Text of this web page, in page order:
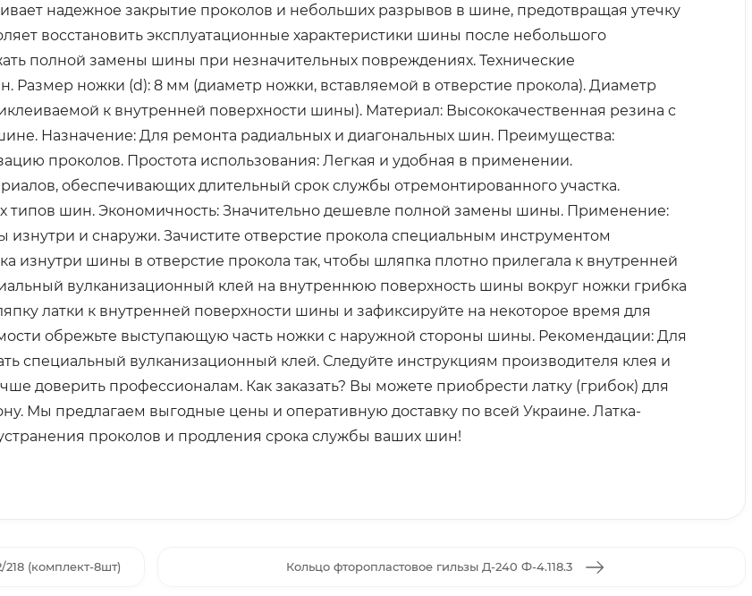
надежное закрытие проколов и небольших разрывов в шине, предотвращая утечку
восстановить эксплуатационные характеристики шины после небольшого
полной замены шины при незначительных повреждениях. Технические
Размер ножки (d): 8 мм (диаметр ножки, вставляемой в отверстие прокола). Диаметр
к внутренней поверхности шины). Материал: Высококачественная резина с
Назначение: Для ремонта радиальных и диагональных шин. Преимущества:
проколов. Простота использования: Легкая и удобная в применении.
обеспечивающих длительный срок службы отремонтированного участка.
типов шин. Экономичность: Значительно дешевле полной замены шины. Применение:
и снаружи. Зачистите отверстие прокола специальным инструментом
изнутри шины в отверстие прокола так, чтобы шляпка плотно прилегала к внутренней
вулканизационный клей на внутреннюю поверхность шины вокруг ножки грибка
латки к внутренней поверхности шины и зафиксируйте на некоторое время для
обрежьте выступающую часть ножки с наружной стороны шины. Рекомендации: Для
специальный вулканизационный клей. Следуйте инструкциям производителя клея и
доверить профессионалам. Как заказать? Вы можете приобрести латку (грибок) для
Мы предлагаем выгодные цены и оперативную доставку по всей Украине. Латка-
проколов и продления срока службы ваших шин!
218 (комплект-8шт) Кольцо фторопластовое гильзы Д-240 Ф-4.118.3